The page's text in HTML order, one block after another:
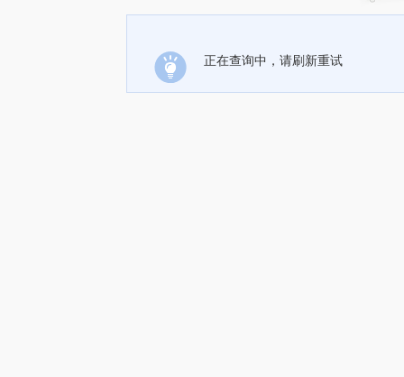
正在查询中，请刷新重试